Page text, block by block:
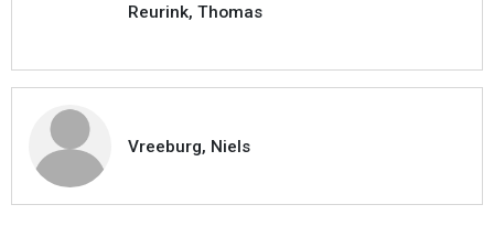
Reurink, Thomas
Vreeburg, Niels